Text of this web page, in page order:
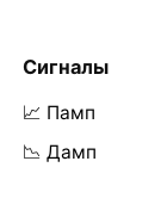
Сигналы
📈 Памп
📉 Дамп